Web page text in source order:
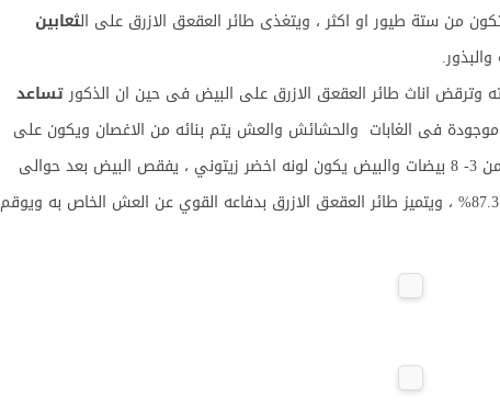
من ستة طيور او اكثر ، ويتغذى طائر العقعق الازرق على الثعابين
والبذور.
وترقض اناث طائر العقعق الازرق على البيض فى حين ان الذكورتساعد
فى الغابات والحشائش والعش يتم بنائه من الاغصان ويكون على
شكل وعاء، عادة تبيض انثى طائر العقعق الازرق من 3- 8 بيضات والبيض يكون لونه اخضر زيتوني ، يفقص البيض بعد حوالى
18 يوم ونسبة خروج الطيور الصغيرة احياء حوالى 87.3% ، ويتميز طائر العقعق الازرق بدفاعه القوي عن العش الخاص به ويوقم